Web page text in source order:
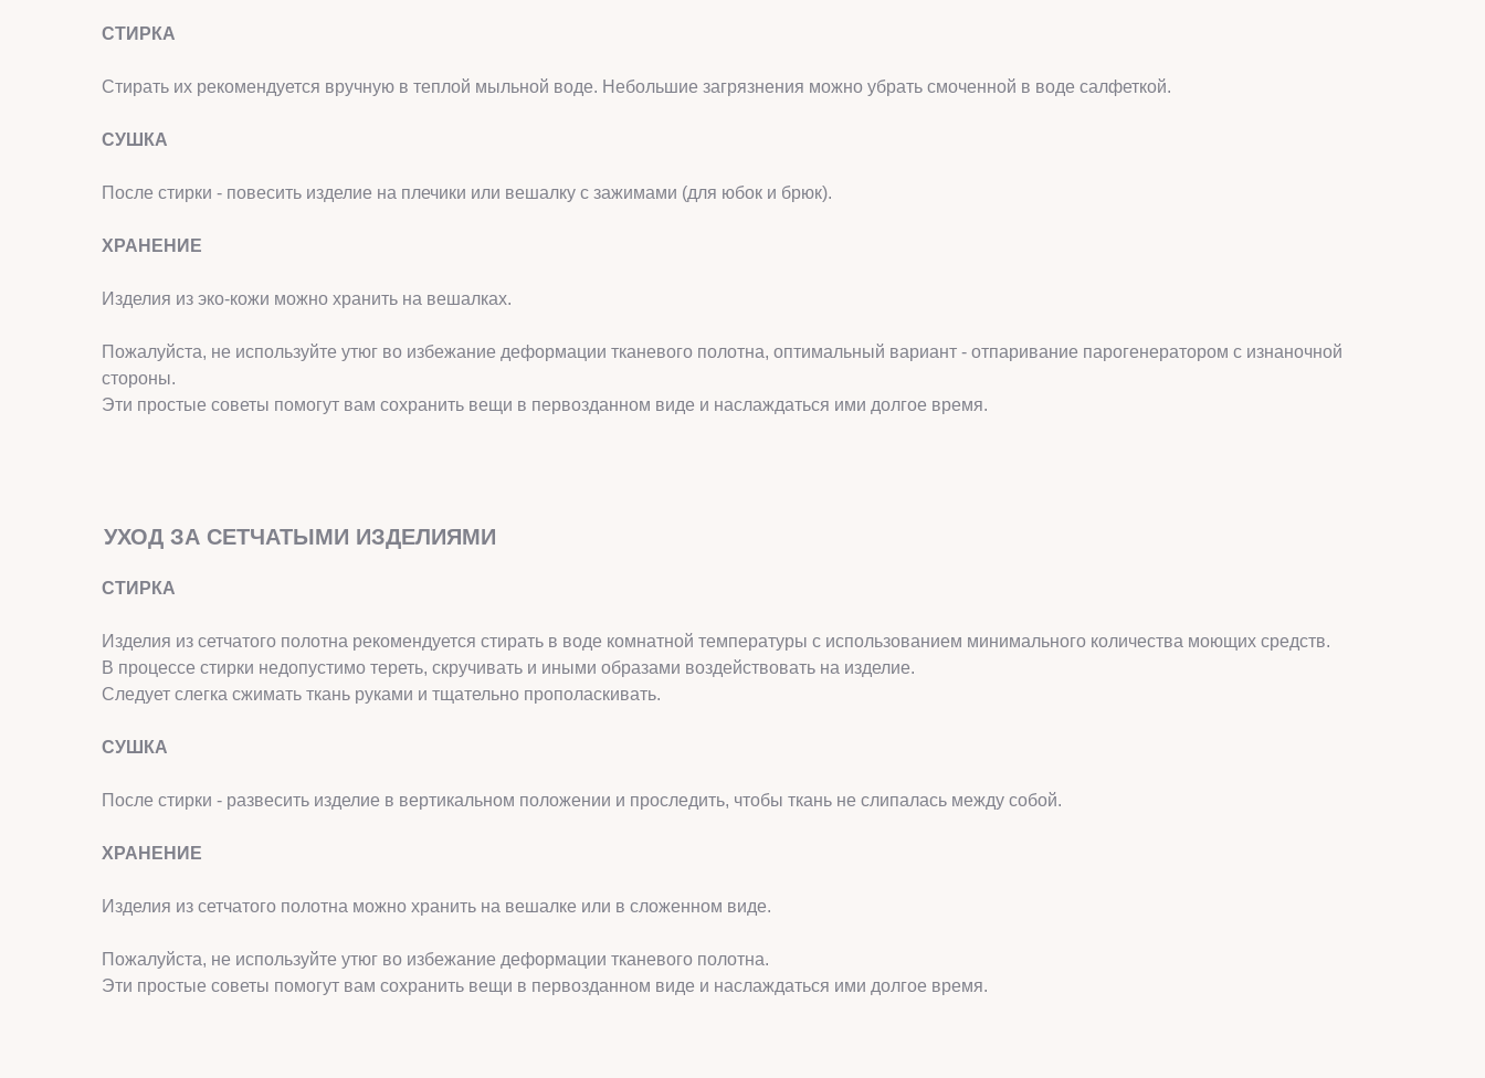
СТИРКА
Стирать их рекомендуется вручную в теплой мыльной воде. Небольшие загрязнения можно убрать смоченной в воде салфеткой.
СУШКА
После стирки - повесить изделие на плечики или вешалку с зажимами (для юбок и брюк).
ХРАНЕНИЕ
Изделия из эко-кожи можно хранить на вешалках.
Пожалуйста, не используйте утюг во избежание деформации тканевого полотна, оптимальный вариант - отпаривание парогенератором с изнаночной
стороны.
Эти простые советы помогут вам сохранить вещи в первозданном виде и наслаждаться ими долгое время.
УХОД ЗА СЕТЧАТЫМИ ИЗДЕЛИЯМИ
СТИРКА
Изделия из сетчатого полотна рекомендуется стирать в воде комнатной температуры с использованием минимального количества моющих средств.
В процессе стирки недопустимо тереть, скручивать и иными образами воздействовать на изделие.
Следует слегка сжимать ткань руками и тщательно прополаскивать.
СУШКА
После стирки - развесить изделие в вертикальном положении и проследить, чтобы ткань не слипалась между собой.
ХРАНЕНИЕ
Изделия из сетчатого полотна можно хранить на вешалке или в сложенном виде.
Пожалуйста, не используйте утюг во избежание деформации тканевого полотна.
Эти простые советы помогут вам сохранить вещи в первозданном виде и наслаждаться ими долгое время.